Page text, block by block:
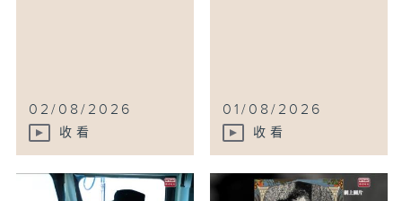
02/08/2026
收看
01/08/2026
收看